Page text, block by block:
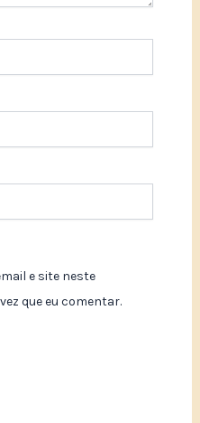
e site neste
que eu comentar.